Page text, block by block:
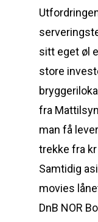
sitt eget øl
store
fra
man få
trekke fra
Samtidig
movies
DnB NOR